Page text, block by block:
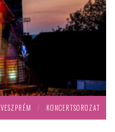
VESZPRÉM / KONCERTSOROZAT